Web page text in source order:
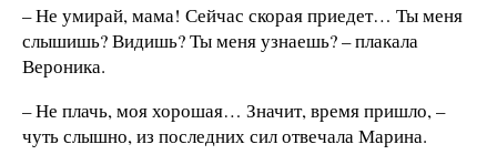
– Не умирай, мама! Сейчас скорая приедет… Ты меня
слышишь? Видишь? Ты меня узнаешь? – плакала
Вероника.
– Не плачь, моя хорошая… Значит, время пришло, –
чуть слышно, из последних сил отвечала Марина.